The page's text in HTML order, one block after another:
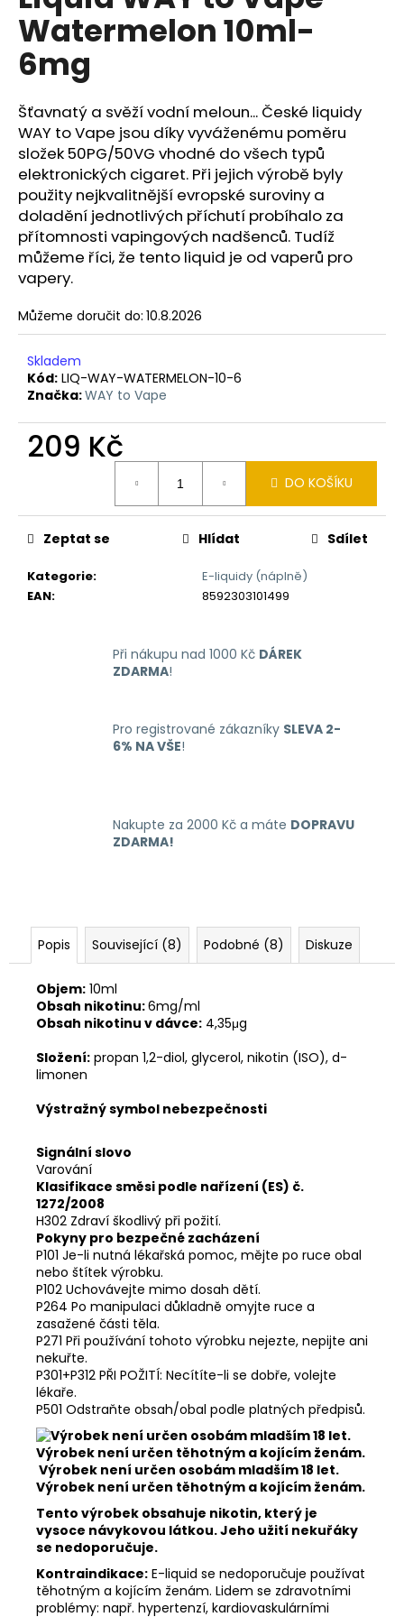
0,0
z
5
hvězdiček.
Watermelon 10ml-
6mg
Šťavnatý a svěží vodní meloun... České liquidy
WAY to Vape jsou díky vyváženému poměru
složek 50PG/50VG vhodné do všech typů
elektronických cigaret. Při jejich výrobě byly
použity nejkvalitnější evropské suroviny a
doladění jednotlivých příchutí probíhalo za
přítomnosti vapingových nadšenců. Tudíž
můžeme říci, že tento liquid je od vaperů pro
vapery.
Můžeme doručit do: 10.8.2026
Skladem
Kód: LIQ-WAY-WATERMELON-10-6
Značka:WAY to Vape
209 Kč
DO KOŠÍKU
Kategorie:
E-liquidy (náplně)
EAN: 8592303101499
Zeptat se Hlídat Sdílet
Při nákupu nad 1000 Kč DÁREK
ZDARMA!
Pro registrované zákazníky SLEVA 2-
6% NA VŠE!
Nakupte za 2000 Kč a máte DOPRAVU
ZDARMA!
Popis Související (8) Podobné (8) Diskuze
Objem: 10ml
Obsah nikotinu:6mg/ml
Obsah nikotinu v dávce: 4,35μg
Složení: propan 1,2-diol, glycerol, nikotin (ISO), d-
limonen
Výstražný symbol nebezpečnosti
Signální slovo
Varování
Klasifikace směsi podle nařízení (ES) č.
1272/2008
H302 Zdraví škodlivý při požití.
Pokyny pro bezpečné zacházení
P101 Je-li nutná lékařská pomoc, mějte po ruce obal
nebo štítek výrobku.
P102 Uchovávejte mimo dosah dětí.
P264 Po manipulaci důkladně omyjte ruce a
zasažené části těla.
P271 Při používání tohoto výrobku nejezte, nepijte ani
nekuřte.
P301+P312 PŘI POŽITÍ: Necítíte-li se dobře, volejte
lékaře.
P501 Odstraňte obsah/obal podle platných předpisů.
Výrobek není určen osobám mladším 18 let.
Výrobek není určen těhotným a kojícím ženám.
Tento výrobek obsahuje nikotin, který je
vysoce návykovou látkou. Jeho užití nekuřáky
se nedoporučuje.
Kontraindikace: E-liquid se nedoporučuje používat
těhotným a kojícím ženám. Lidem se zdravotními
problémy: např. hypertenzí, kardiovaskulárními
a
j
í
?
HLEDAT
D
o
p
u
č
u
ARAMAX
4PACK
MAX